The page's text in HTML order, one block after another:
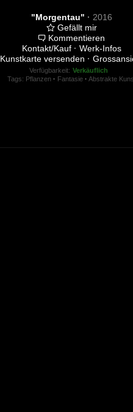
"Morgentau" · 2016
Gefällt mir
Kommentieren
Kontakt/Kauf · Werk-Infos
Kunstkarte versenden ·
Verfügbarkeit: Verkäuflich
Tags: Pflanzen · Fantasie · Abstrakte